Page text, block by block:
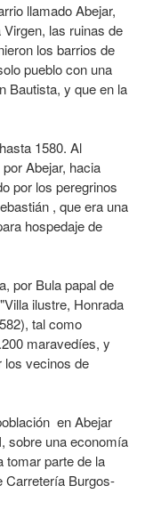
llamado Abejar,
las ruinas de
los barrios de
pueblo con una
Bautista, y que en la
1580. Al
Abejar, hacia
por los peregrinos
, que era una
hospedaje de
por Bula papal de
ilustre, Honrada
tal como
maravedíes, y
los vecinos de
en Abejar
sobre una economía
tomar parte de la
Carretería Burgos-